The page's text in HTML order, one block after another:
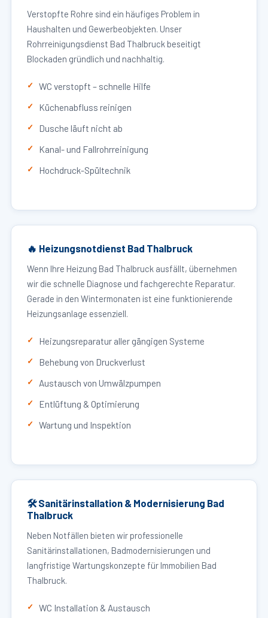
Verstopfte Rohre sind ein häufiges Problem in
Haushalten und Gewerbeobjekten. Unser
Rohrreinigungsdienst Bad Thalbruck beseitigt
Blockaden gründlich und nachhaltig.
WC verstopft – schnelle Hilfe
Küchenabfluss reinigen
Dusche läuft nicht ab
Kanal- und Fallrohrreinigung
Hochdruck-Spültechnik
🔥 Heizungsnotdienst Bad Thalbruck
Wenn Ihre Heizung Bad Thalbruck ausfällt, übernehmen
wir die schnelle Diagnose und fachgerechte Reparatur.
Gerade in den Wintermonaten ist eine funktionierende
Heizungsanlage essenziell.
Heizungsreparatur aller gängigen Systeme
Behebung von Druckverlust
Austausch von Umwälzpumpen
Entlüftung & Optimierung
Wartung und Inspektion
🛠 Sanitärinstallation & Modernisierung Bad
Thalbruck
Neben Notfällen bieten wir professionelle
Sanitärinstallationen, Badmodernisierungen und
langfristige Wartungskonzepte für Immobilien Bad
Thalbruck.
WC Installation & Austausch